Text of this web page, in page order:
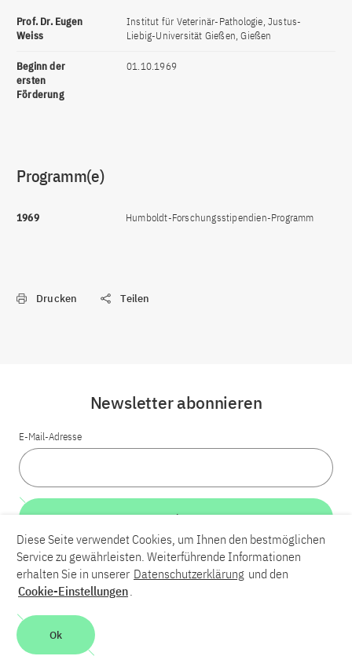
Prof. Dr. Eugen
Weiss
Institut für Veterinär-Pathologie, Justus-
Liebig-Universität Gießen, Gießen
Beginn der
ersten
Förderung
01.10.1969
Programm(e)
1969 Humboldt-Forschungsstipendien-Programm
Drucken Teilen
LinkedInBlueskyYouTube
Kontakt
Barrierefreiheit
Newsletter abonnieren
E-Mail-Adresse
Weiter
Diese Seite verwendet Cookies, um Ihnen den bestmöglichen
Service zu gewährleisten. Weiterführende Informationen
erhalten Sie in unserer Datenschutzerklärung und den
Cookie-Einstellungen.
Ok